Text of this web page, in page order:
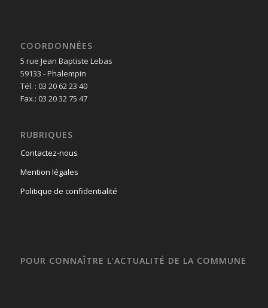
COORDONNÉES
5 rue Jean Baptiste Lebas
59133 - Phalempin
Tél. : 03 20 62 23 40
Fax.: 03 20 32 75 47
RUBRIQUES
Contactez-nous
Mention légales
Politique de confidentialité
POUR CONNAÎTRE L’ACTUALITÉ DE LA COMMUNE